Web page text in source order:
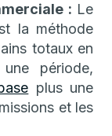
: Le
la méthode
totaux en
période,
plus une
et les